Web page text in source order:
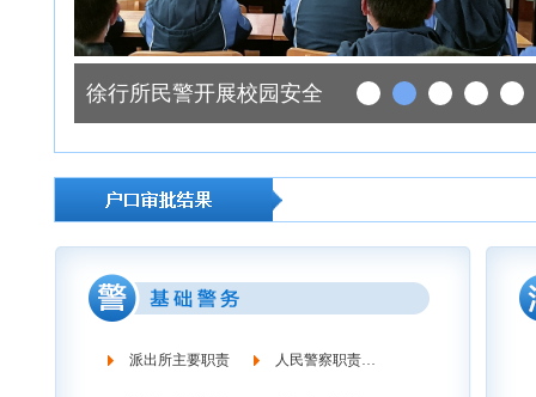
派出所主要职责 人民警察职责义务